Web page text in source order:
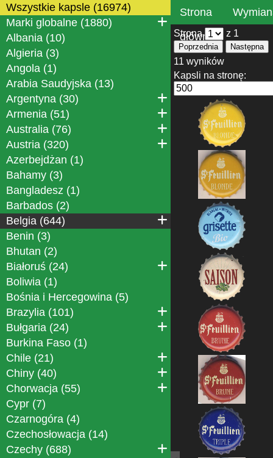
Wszystkie kapsle (16974)
Marki globalne (1880)
Albania (10)
Algieria (3)
Angola (1)
Arabia Saudyjska (13)
Argentyna (30)
Armenia (51)
Australia (76)
Austria (320)
Azerbejdżan (1)
Bahamy (3)
Bangladesz (1)
Barbados (2)
Belgia (644)
Benin (3)
Bhutan (2)
Białoruś (24)
Boliwia (1)
Bośnia i Hercegowina (5)
Brazylia (101)
Bułgaria (24)
Burkina Faso (1)
Chile (21)
Chiny (40)
Chorwacja (55)
Cypr (7)
Czarnogóra (4)
Czechosłowacja (14)
Czechy (688)
Strona
główna
Strona z 1
Poprzednia Następna
11 wyników
Kapsli na stronę: